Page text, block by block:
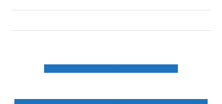
PREVIOUS
POST:
NEXT